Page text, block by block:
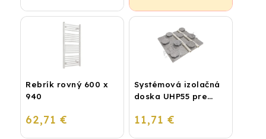
Rebrík rovný 600 x
940
62,71 €
Systémová izolačná
doska UHP55 pre
(STIROTERMAL
11,71 €